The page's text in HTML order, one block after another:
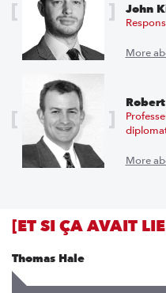
John
More
More
[ET SI ÇA AVAIT
Thomas Hale